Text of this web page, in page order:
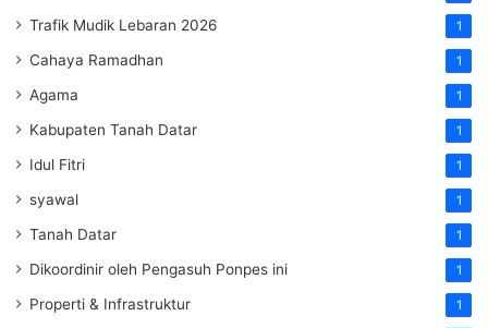
Trafik Mudik Lebaran 2026 1
Cahaya Ramadhan 1
Agama 1
Kabupaten Tanah Datar 1
Idul Fitri 1
syawal 1
Tanah Datar 1
Dikoordinir oleh Pengasuh Ponpes ini 1
Properti & Infrastruktur 1